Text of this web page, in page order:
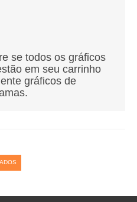
se todos os gráficos
em seu carrinho
gráficos de